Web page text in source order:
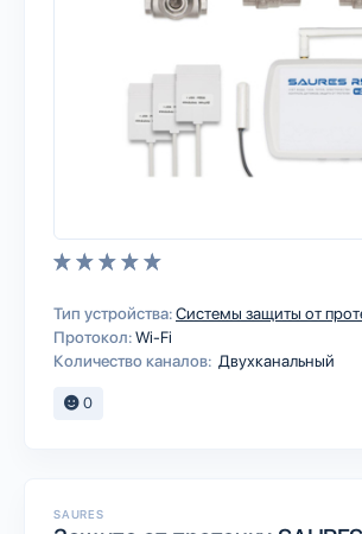
Тип устройства:Системы защиты от
Протокол:Wi-Fi
Количество каналов: Двухканальный
0
SAURES